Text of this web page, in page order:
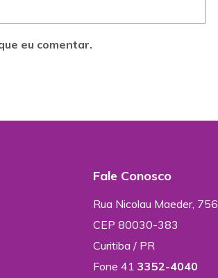
eu comentar.
Fale Conosco
Rua Nicolau Maeder, 756
CEP 80030-383
Curitiba / PR
Fone 413352-4040